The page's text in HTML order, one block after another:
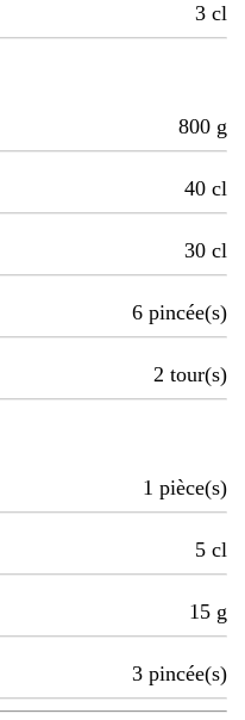
3 cl
800 g
40 cl
30 cl
6 pincée(s)
2 tour(s)
1 pièce(s)
5 cl
15 g
3 pincée(s)